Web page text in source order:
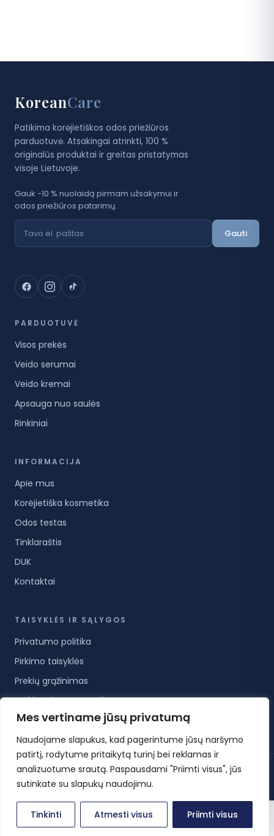
Mes vertiname jūsų privatumą
Naudojame slapukus, kad pagerintume jūsų naršymo
patirtį, rodytume pritaikytą turinį bei reklamas ir
analizuotume srautą. Paspausdami "Priimti visus", jūs
sutinkate su slapukų naudojimu.
Tinkinti Atmesti visus Priimti visus
KoreanCare
Patikima korėjietiškos odos priežiūros
parduotuvė. Atsakingai atrinkti, 100 %
originalūs produktai ir greitas pristatymas
visoje Lietuvoje.
Gauk −10 % nuolaidą pirmam užsakymui ir
odos priežiūros patarimų.
Gauti
PARDUOTUVĖ
Visos prekės
Veido serumai
Veido kremai
Apsauga nuo saulės
Rinkiniai
INFORMACIJA
Apie mus
Korėjietiška kosmetika
Odos testas
Tinklaraštis
DUK
Kontaktai
TAISYKLĖS IR SĄLYGOS
Privatumo politika
Pirkimo taisyklės
Prekių grąžinimas
Prekių pristatymo sąlygos
Paslaugų teikimo sąlygos
© 2026 KoreanCare.lt · Visos teisės saugomos ·
Privatumo politika·Pirkimo taisyklės
Pradžia Parduotuvė Paskyra
Krepšelis